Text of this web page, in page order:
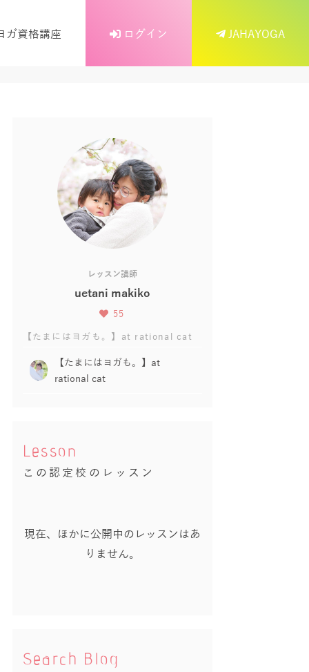
ガ資格講座 ログイン JAHAYOGA
レッスン講師
uetani makiko
55
【たまにはヨガも。】at rational cat
【たまにはヨガも。】at
rational cat
Lesson
この認定校のレッスン
現在、ほかに公開中のレッスンはあ
りません。
Search Blog